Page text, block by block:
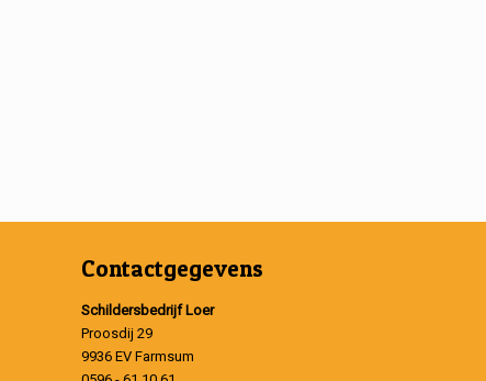
Contactgegevens
Schildersbedrijf Loer
Proosdij 29
9936 EV Farmsum